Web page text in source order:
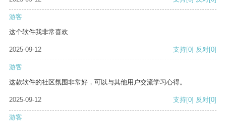
游客
这个软件我非常喜欢
2025-09-12 支持[0] 反对[0]
游客
这款软件的社区氛围非常好，可以与其他用户交流学习心得。
2025-09-12 支持[0] 反对[0]
游客